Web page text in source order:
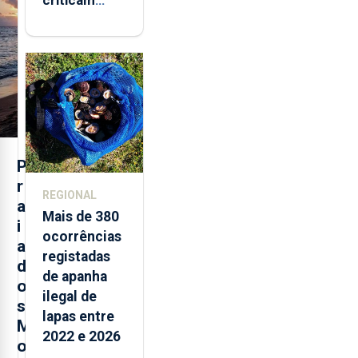
P
r
a
i
a
d
o
s
M
o
brancas com
selo Marca
Açores
REGIONAL
Mais de 380
ocorrências
registadas
de apanha
ilegal de
lapas entre
2022 e 2026